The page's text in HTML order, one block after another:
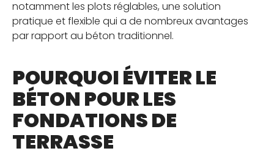
Calculateur de plots et calepinage terrasse
JE SUIS PROFESSIONNEL
OÙ TROUVER NOS PRODUITS
notamment les plots réglables, une solution
pratique et flexible qui a de nombreux avantages
par rapport au béton traditionnel.
POURQUOI ÉVITER LE
BÉTON POUR LES
FONDATIONS DE
TERRASSE